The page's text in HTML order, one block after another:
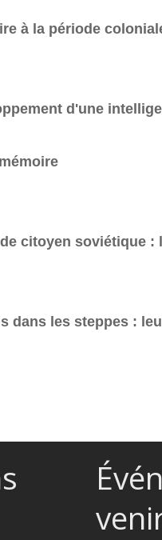
à la période
d'une
citoyen soviétique
dans les steppes :